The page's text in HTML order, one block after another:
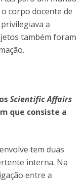
corpo docente de
a
também foram
Scientific Affairs
que consiste a
tem duas
interna. Na
entre a